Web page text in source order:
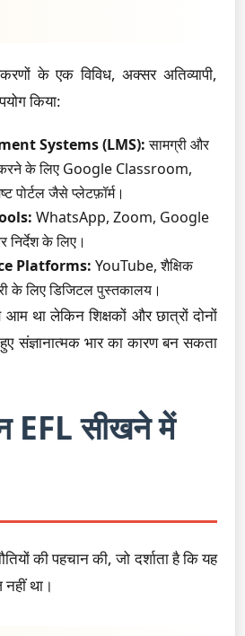
के एक विविध, अक्सर अतिव्यापी,
किया:
Systems (LMS):सामग्री और
के लिए Google Classroom,
पोर्टल जैसे प्लेटफ़ॉर्म।
WhatsApp, Zoom, Google
के लिए।
Platforms: YouTube, शैक्षिक
के लिए डिजिटल पुस्तकालय।
आम था लेकिन शिक्षकों और छात्रों दोनों
संज्ञानात्मक भार का कारण बन सकता
EFL सीखने में
की पहचान की, जो दर्शाता है कि यह
नहीं था।